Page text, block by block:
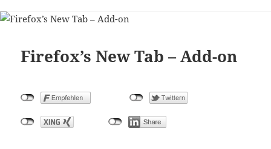
Firefox’s New Tab – Add-on